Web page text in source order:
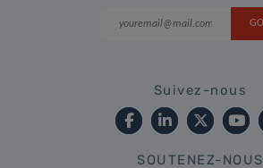
Suivez-nous
SOUTENEZ-NOUS